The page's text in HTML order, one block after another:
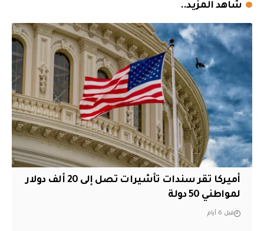
شاهد المزيد..
أميركا تقر سندات تأشيرات تصل إلى 20 ألف دولار
لمواطني 50 دولة
قبل 6 أيام